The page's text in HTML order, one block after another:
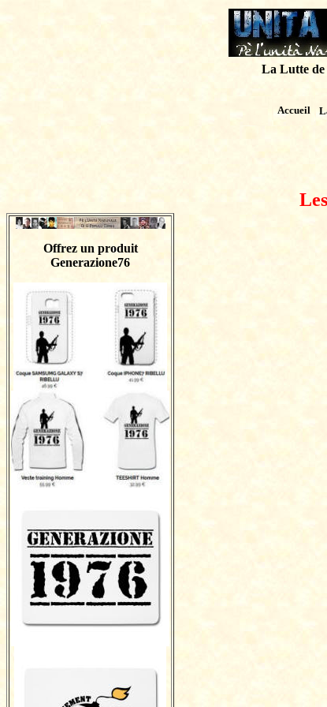
La Lutte de
Accueil
Offrez un produit
Generazione76